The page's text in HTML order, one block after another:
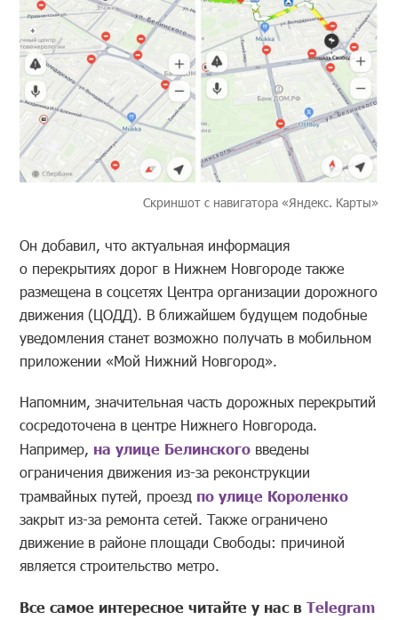
Скриншот с навигатора «Яндекс. Карты»
Он добавил, что актуальная информация
о перекрытиях дорог в Нижнем Новгороде также
размещена в соцсетях Центра организации дорожного
движения (ЦОДД). В ближайшем будущем подобные
уведомления станет возможно получать в мобильном
приложении «Мой Нижний Новгород».
Напомним, значительная часть дорожных перекрытий
сосредоточена в центре Нижнего Новгорода.
Например, на улице Белинского введены
ограничения движения из-за реконструкции
трамвайных путей, проезд по улице Короленко
закрыт из-за ремонта сетей. Также ограничено
движение в районе площади Свободы: причиной
является строительство метро.
Все самое интересное читайте у нас вTelegram